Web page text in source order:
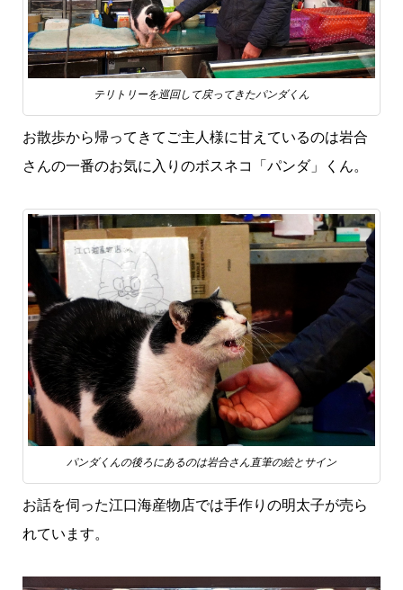
テリトリーを巡回して戻ってきたパンダくん
お散歩から帰ってきてご主人様に甘えているのは岩合
さんの一番のお気に入りのボスネコ「パンダ」くん。
パンダくんの後ろにあるのは岩合さん直筆の絵とサイン
お話を伺った江口海産物店では手作りの明太子が売ら
れています。